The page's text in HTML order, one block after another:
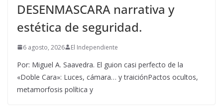
DESENMASCARA narrativa y
estética de seguridad.
6 agosto, 2026 El Independiente
Por: Miguel A. Saavedra. El guion casi perfecto de la
«Doble Cara»: Luces, cámara… y traiciónPactos ocultos,
metamorfosis política y